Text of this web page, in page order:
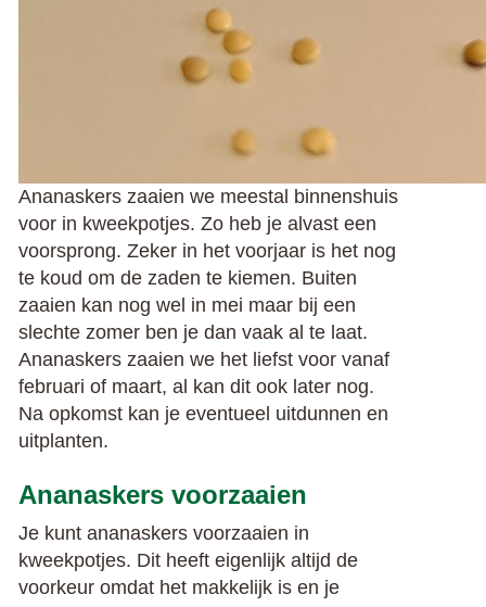
Ananaskers zaaien we meestal binnenshuis
voor in kweekpotjes. Zo heb je alvast een
voorsprong. Zeker in het voorjaar is het nog
te koud om de zaden te kiemen. Buiten
zaaien kan nog wel in mei maar bij een
slechte zomer ben je dan vaak al te laat.
Ananaskers zaaien we het liefst voor vanaf
februari of maart, al kan dit ook later nog.
Na opkomst kan je eventueel uitdunnen en
uitplanten.
Ananaskers voorzaaien
Je kunt ananaskers voorzaaien in
kweekpotjes. Dit heeft eigenlijk altijd de
voorkeur omdat het makkelijk is en je